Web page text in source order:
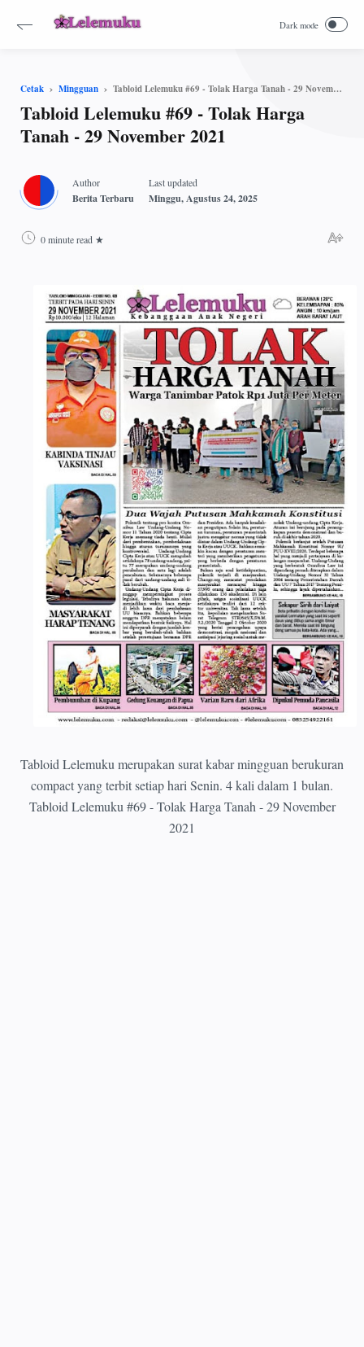
Cetak Mingguan Tabloid Lelemuku #69 - Tolak Harga Tanah - 29 November 2021
Tabloid Lelemuku #69 - Tolak Harga
Tanah - 29 November 2021
0 minute read
Tabloid Lelemuku merupakan surat kabar mingguan berukuran
compact yang terbit setiap hari Senin. 4 kali dalam 1 bulan.
Tabloid Lelemuku #69 - Tolak Harga Tanah - 29 November
2021